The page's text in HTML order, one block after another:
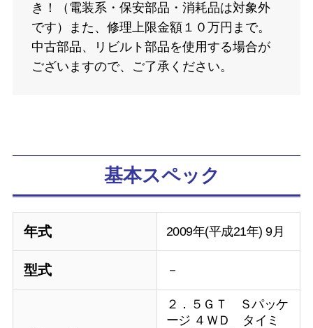
き！（電装系・保安部品・消耗品は対象外
です）また、修理上限金額１０万円まで。
中古部品、リビルト部品を使用する場合が
ございますので、ご了承ください。
基本スペック
年式 2009年(平成21年) 9月
型式 －
２．５ＧＴ Ｓパッケ
ージ ４ＷＤ タイミ